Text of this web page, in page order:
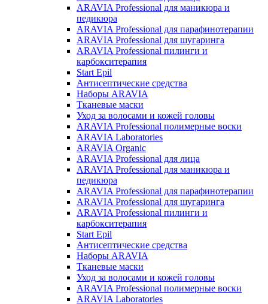
ARAVIA Professional для маникюра и
педикюра
ARAVIA Professional для парафинотерапии
ARAVIA Professional для шугаринга
ARAVIA Professional пилинги и
карбокситерапия
Start Epil
Антисептические средства
Наборы ARAVIA
Тканевые маски
Уход за волосами и кожей головы
ARAVIA Professional полимерные воски
ARAVIA Laboratories
ARAVIA Organic
ARAVIA Professional для лица
ARAVIA Professional для маникюра и
педикюра
ARAVIA Professional для парафинотерапии
ARAVIA Professional для шугаринга
ARAVIA Professional пилинги и
карбокситерапия
Start Epil
Антисептические средства
Наборы ARAVIA
Тканевые маски
Уход за волосами и кожей головы
ARAVIA Professional полимерные воски
ARAVIA Laboratories